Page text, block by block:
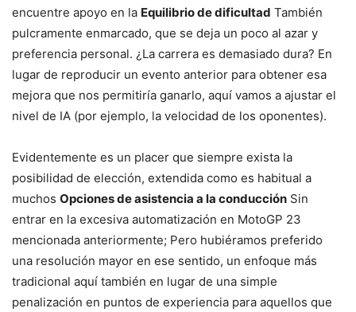
encuentre apoyo en la Equilibrio de dificultad También
pulcramente enmarcado, que se deja un poco al azar y
preferencia personal. ¿La carrera es demasiado dura? En
lugar de reproducir un evento anterior para obtener esa
mejora que nos permitiría ganarlo, aquí vamos a ajustar el
nivel de IA (por ejemplo, la velocidad de los oponentes).
Evidentemente es un placer que siempre exista la
posibilidad de elección, extendida como es habitual a
muchos Opciones de asistencia a la conducción Sin
entrar en la excesiva automatización en MotoGP 23
mencionada anteriormente; Pero hubiéramos preferido
una resolución mayor en ese sentido, un enfoque más
tradicional aquí también en lugar de una simple
penalización en puntos de experiencia para aquellos que